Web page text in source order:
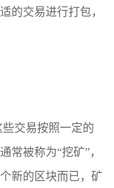
的交易进行打包，
交易按照一定的
常被称为“挖矿”，
新的区块而已，矿